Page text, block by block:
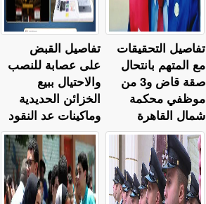
تفاصيل القبض
على عصابة للنصب
والاحتيال ببيع
الخزائن الحديدية
وماكينات عد النقود
تفاصيل التحقيقات
مع المتهم بانتحال
صقة قاض و3 من
موظفي محكمة
شمال القاهرة